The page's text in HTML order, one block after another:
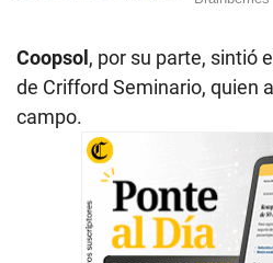
Coopsol , por su parte, sintió
de Crifford Seminario, quien
campo.